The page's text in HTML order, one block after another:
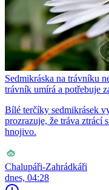
Sedmikráska na trávníku
trávník umírá a potřebuje
Bílé terčíky sedmikrásek
prozrazuje, že tráva ztrácí
hnojivo.
Chalupáři-Zahrádkáři
dnes, 04:28